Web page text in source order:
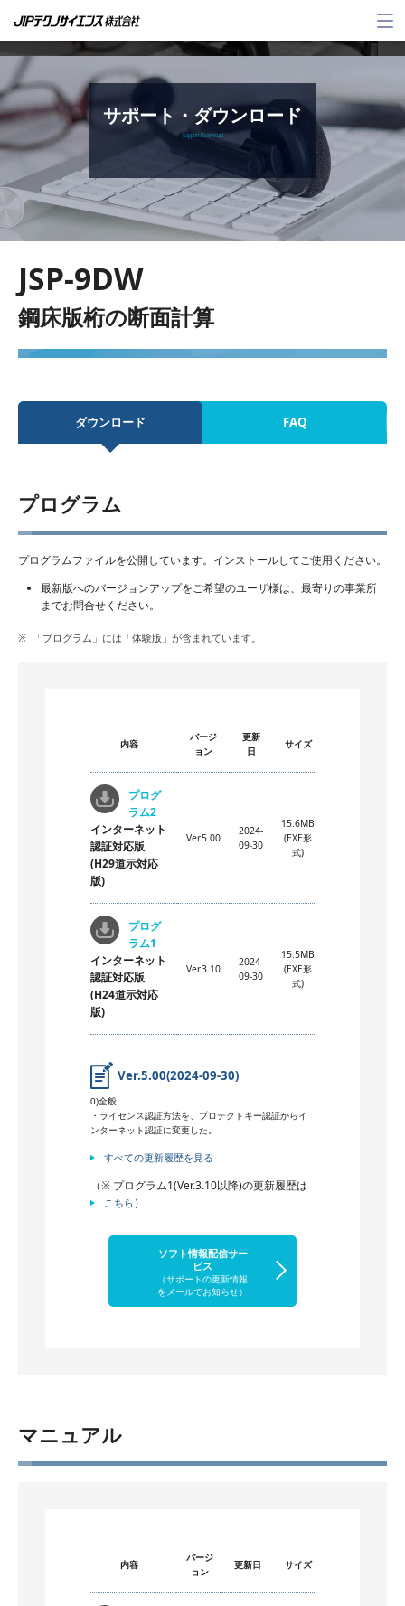
メ
ー
サポート・ダウンロード
Support / Download
JSP-9DW
鋼床版桁の断面計算
ダウンロード FAQ
プログラム
プログラムファイルを公開しています。インストールしてご使用ください。
最新版へのバージョンアップをご希望のユーザ様は、最寄りの事業所
までお問合せください。
「プログラム」には「体験版」が含まれています。
内容
バージ
ョン
更新
日
サイズ
プログ
ラム2
インターネット
認証対応版
(H29道示対応
版)
Ver.5.00
2024-
09-30
15.6MB
(EXE形
式)
プログ
ラム1
インターネット
認証対応版
(H24道示対応
版)
Ver.3.10
2024-
09-30
15.5MB
(EXE形
式)
Ver.5.00(2024-09-30)
0)全般
・ライセンス認証方法を、プロテクトキー認証からイ
ンターネット認証に変更した。
すべての更新履歴を見る
（※ プログラム1(Ver.3.10以降)の更新履歴は
こちら ）
ソフト情報配信サー
ビス
（サポートの更新情報
をメールでお知らせ）
マニュアル
内容
バージ
ョン
更新日 サイズ